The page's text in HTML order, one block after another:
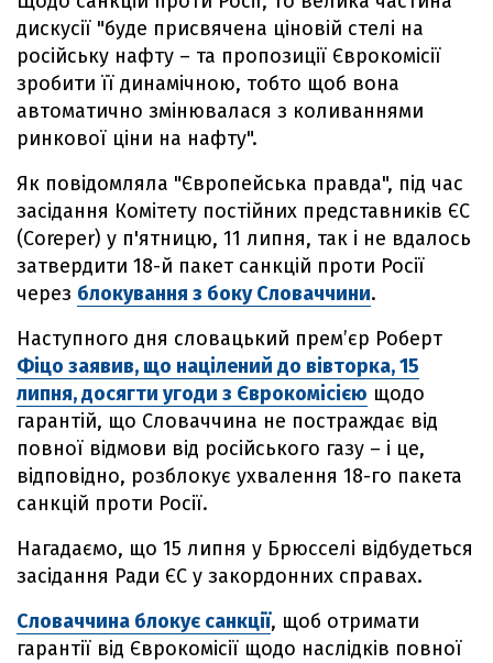
дискусії "буде присвячена ціновій стелі на
російську нафту – та пропозиції Єврокомісії
зробити її динамічною, тобто щоб вона
автоматично змінювалася з коливаннями
ринкової ціни на нафту".
Як повідомляла "Європейська правда", під час
засідання Комітету постійних представників ЄС
(Coreper) у п'ятницю, 11 липня, так і не вдалось
затвердити 18-й пакет санкцій проти Росії
через блокування з боку Словаччини.
Наступного дня словацький прем’єр Роберт
Фіцо заявив, що націлений до вівторка, 15
липня, досягти угоди з Єврокомісією щодо
гарантій, що Словаччина не постраждає від
повної відмови від російського газу – і це,
відповідно, розблокує ухвалення 18-го пакета
санкцій проти Росії.
Нагадаємо, що 15 липня у Брюсселі відбудеться
засідання Ради ЄС у закордонних справах.
Словаччина блокує санкції, щоб отримати
гарантії від Єврокомісії щодо наслідків повної